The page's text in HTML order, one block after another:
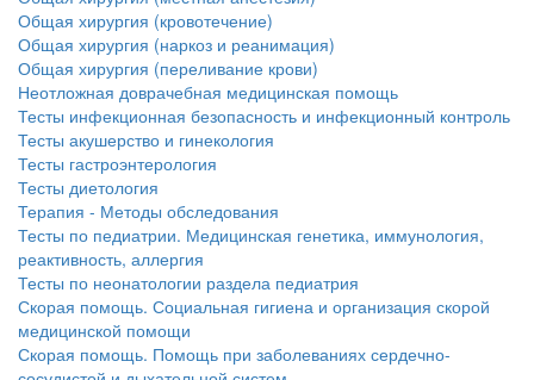
реанимации внесен в Госдуму
Соответствующий
законопроект внесен в
палату на
рассмотрение. Суть его
бесплатно, в течении всего срока лечения...
Общая хирургия (кровотечение)
Общая хирургия (наркоз и реанимация)
Общая хирургия (переливание крови)
Неотложная доврачебная медицинская помощь
Тесты инфекционная безопасность и инфекционный контроль
Тесты акушерство и гинекология
Тесты гастроэнтерология
Тесты диетология
Терапия - Методы обследования
Тесты по педиатрии. Медицинская генетика, иммунология,
реактивность, аллергия
Тесты по неонатологии раздела педиатрия
Скорая помощь. Социальная гигиена и организация скорой
медицинской помощи
Скорая помощь. Помощь при заболеваниях сердечно-